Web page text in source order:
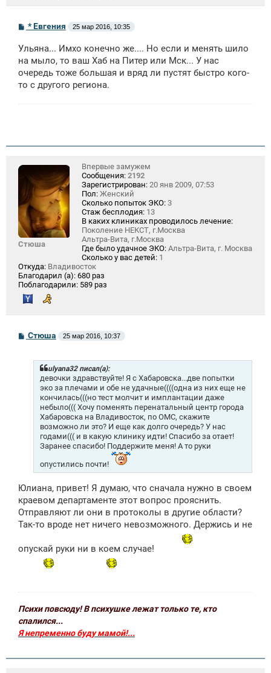
С
о
б
щ
н
и
* Евгения 25 мар 2016, 10:35
Ульяна... Имхо конечно же.... Но если и менять шило
на мыло, то ваш Хаб на Питер или Мск... У нас
очередь тоже большая и вряд ли пустят быстро кого-
то с другого региона.
Стюша
Впервые замужем
Сообщения: 2192
Зарегистрирован: 20 янв 2009, 07:53
Пол: Женский
Сколько попыток ЭКО: 3
Стаж бесплодия: 13
В каких клиниках проводилось лечение:
Поколение НЕКСТ, г.Москва
Альтра-Вита, г.Москва
Где было удачное ЭКО: Альтра-Вита, г. Москва
Сколько у вас детей: 1
Откуда: Владивосток
Благодарил (а): 680 раз
Поблагодарили: 589 раз
С
о
Стюша 25 мар 2016, 10:37
ulyana32 писал(а):
девочки здравствуйте! Я с Хабаровска...две попытки
эко за плечами и обе не удачные((((одна из них еще не
кончилась(((но тест молчит и имплантации даже
небыло((( Хочу поменять перенатальный центр города
Хабаровска на Владивосток, по ОМС, скажите
возможно ли это? И еще как долго очередь? У нас
годами((( и в какую клинику идти! Спасибо за отает!
Заранее спасибо! Поддержите меня! А то руки
опустились почти!
Юлиана, привет! Я думаю, что сначала нужно в своем
краевом департаменте этот вопрос прояснить.
Отправляют ли они в протоколы в другие области?
Так-то вроде нет ничего невозможного. Держись и не
опускай руки ни в коем случае!
Психи повсюду! В психушке лежат только те, кто
спалился...
Я непременно буду мамой!...